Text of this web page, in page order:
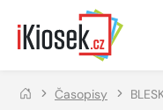
Přejít na hlavní obsah
Časopisy